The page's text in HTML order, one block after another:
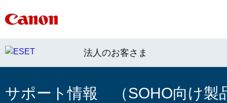
法人のお客さま
サポート情報 （SOHO向け製